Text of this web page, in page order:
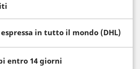
in tutto il mondo (DHL)
entro 14 giorni